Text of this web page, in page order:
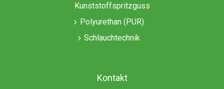
Kunststoffspritzguss
Polyurethan (PUR)
Schlauchtechnik
Kontakt